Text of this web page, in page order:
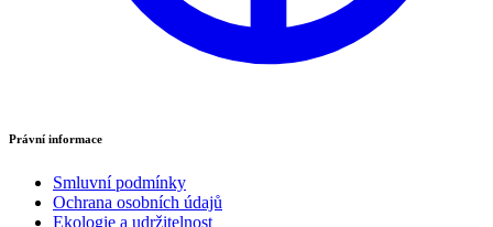
Právní informace
Smluvní podmínky
Ochrana osobních údajů
Ekologie a udržitelnost